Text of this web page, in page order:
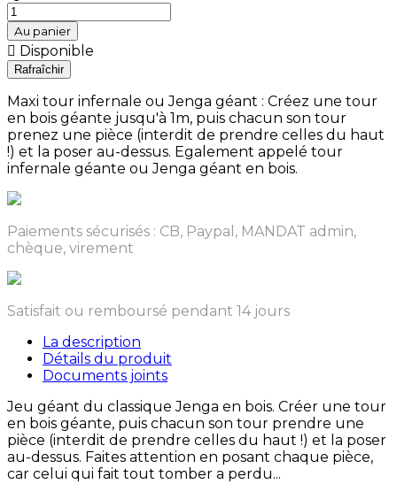
Au panier
 Disponible
Maxi tour infernale ou Jenga géant : Créez une tour
en bois géante jusqu'à 1m, puis chacun son tour
prenez une pièce (interdit de prendre celles du haut
!) et la poser au-dessus. Egalement appelé tour
infernale géante ou Jenga géant en bois.
Paiements sécurisés : CB, Paypal, MANDAT admin,
chèque, virement
Satisfait ou remboursé pendant 14 jours
La description
Détails du produit
Documents joints
Jeu géant du classique Jenga en bois. Créer une tour
en bois géante, puis chacun son tour prendre une
pièce (interdit de prendre celles du haut !) et la poser
au-dessus. Faites attention en posant chaque pièce,
car celui qui fait tout tomber a perdu...